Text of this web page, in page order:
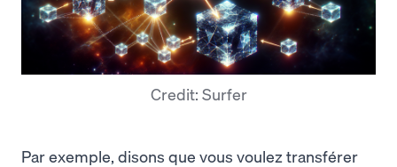
Credit: Surfer
Par exemple, disons que vous voulez transférer